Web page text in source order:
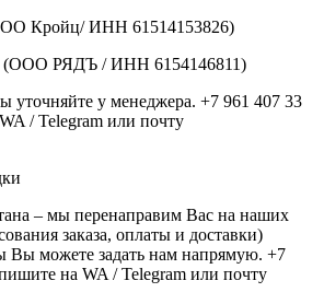
Кройц/ ИНН 61514153826)
(ООО РЯДЪ / ИНН 6154146811)
уточняйте у менеджера. +7 961 407 33
/ Telegram или почту
– мы перенаправим Вас на наших
заказа, оплаты и доставки)
Вы можете задать нам напрямую. +7
на WA / Telegram или почту